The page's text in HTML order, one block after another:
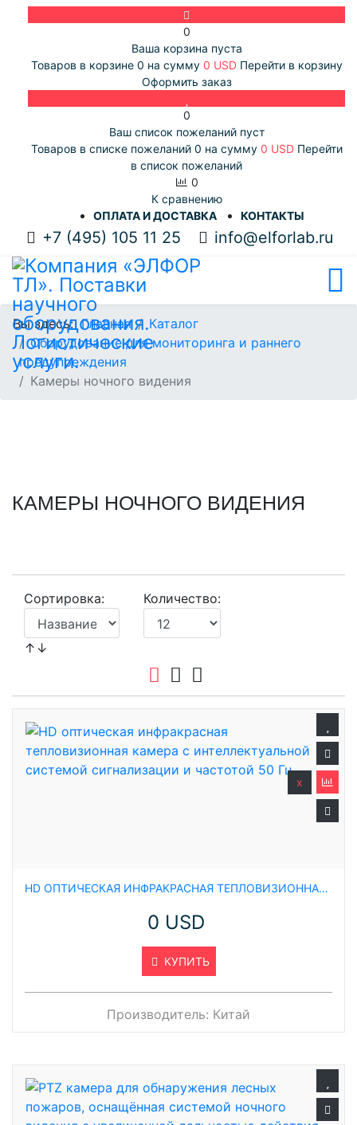
0
Ваша корзина пуста
Товаров в корзине 0 на сумму 0 USD Перейти в корзину
Оформить заказ
0
Ваш список пожеланий пуст
Товаров в списке пожеланий 0 на сумму 0 USD Перейти
в список пожеланий
0
К сравнению
ОПЛАТА И ДОСТАВКА
КОНТАКТЫ
+7 (495) 105 11 25 info@elforlab.ru
Вы здесь:Главная
Каталог
Оборудование для мониторинга и раннего
предупреждения
Камеры ночного видения
КАМЕРЫ НОЧНОГО ВИДЕНИЯ
Сортировка:
↑↓
Количество:
HD ОПТИЧЕСКАЯ ИНФРАКРАСНАЯ ТЕПЛОВИЗИОННАЯ КАМЕРА С ИНТЕЛЛЕКТУАЛЬНОЙ СИСТЕМОЙ СИГНАЛИЗАЦИИ И ЧАСТОТОЙ 50 ГЦ
0 USD
КУПИТЬ
x
Производитель: Китай